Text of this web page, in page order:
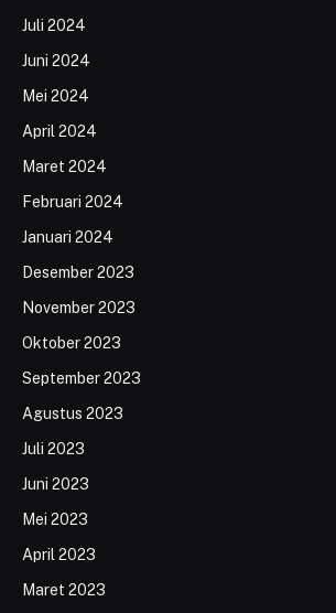
Juli 2024
Juni 2024
Mei 2024
April 2024
Maret 2024
Februari 2024
Januari 2024
Desember 2023
November 2023
Oktober 2023
September 2023
Agustus 2023
Juli 2023
Juni 2023
Mei 2023
April 2023
Maret 2023